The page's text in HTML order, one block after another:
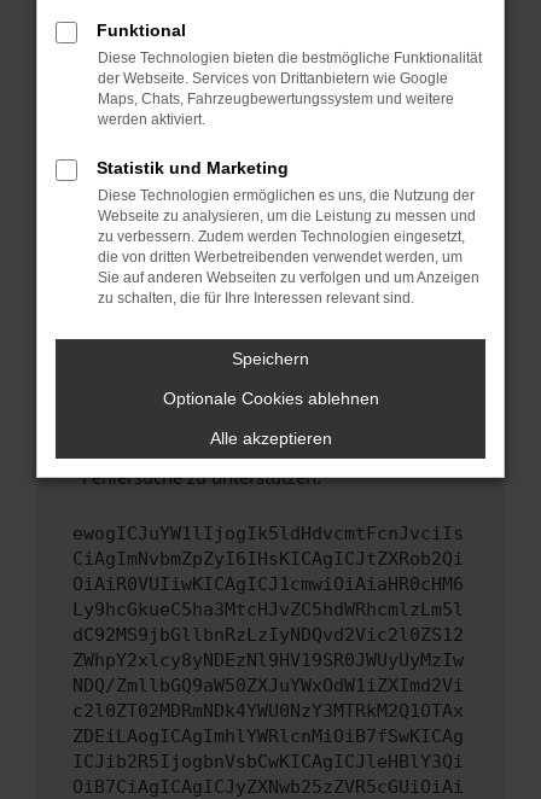
Fenster?
Starte dein Gerät neu.
Das kann manchmal helfen, vorübergehende
Probleme zu beheben.
Betriebssystem auf dem neuesten Stand
sind.
Veraltete Software birgt nicht nur ein
Sicherheitsrisiko, sondern kann auch dazu
führen, dass bestimmte Funktionen nicht mehr
unterstützt werden.
Wende dich an den Webseitenbetreiber.
Wenn du alle oben genannten Schritte versucht
hast, kontaktiere uns bitte. Wir werden
uns diesen Text schicken, um uns bei der
Fehlersuche zu unterstützen:
ewogICJuYW1lIjogIk5ldHdvcmtFcnJvciIs
CiAgImNvbmZpZyI6IHsKICAgICJtZXRob2Qi
OiAiR0VUIiwKICAgICJ1cmwiOiAiaHR0cHM6
Ly9hcGkueC5ha3MtcHJvZC5hdWRhcmlzLm5l
dC92MS9jbGllbnRzLzIyNDQvd2Vic2l0ZS12
ZWhpY2xlcy8yNDEzNl9HV19SR0JWUyUyMzIw
NDQ/ZmllbGQ9aW50ZXJuYWxOdW1iZXImd2Vi
c2l0ZT02MDRmNDk4YWU0NzY3MTRkM2Q1OTAx
ZDEiLAogICAgImhlYWRlcnMiOiB7fSwKICAg
ICJib2R5IjogbnVsbCwKICAgICJleHBlY3Qi
OiB7CiAgICAgICJyZXNwb25zZVR5cGUiOiAi
Funktional
Diese Technologien bieten die bestmögliche Funktionalität
der Webseite. Services von Drittanbietern wie Google
Maps, Chats, Fahrzeugbewertungssystem und weitere
werden aktiviert.
Statistik und Marketing
Diese Technologien ermöglichen es uns, die Nutzung der
Webseite zu analysieren, um die Leistung zu messen und
zu verbessern. Zudem werden Technologien eingesetzt,
die von dritten Werbetreibenden verwendet werden, um
Sie auf anderen Webseiten zu verfolgen und um Anzeigen
zu schalten, die für Ihre Interessen relevant sind.
Speichern
Optionale Cookies ablehnen
Alle akzeptieren